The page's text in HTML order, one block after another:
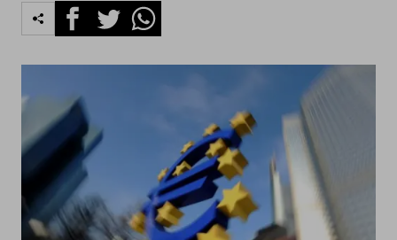
FacebookTwitterWhatsapp